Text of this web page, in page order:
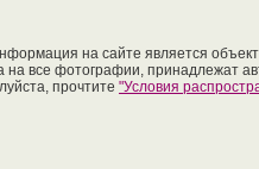
на сайте является
на все фотографии, принадлежат
прочтите "Условия